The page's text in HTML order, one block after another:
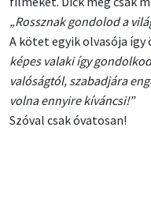
„Rossznak gondolod a
A kötet egyik olvasója így
képes valaki így
valóságtól, szabadjára
volna ennyire kíváncsi!”
Szóval csak óvatosan!